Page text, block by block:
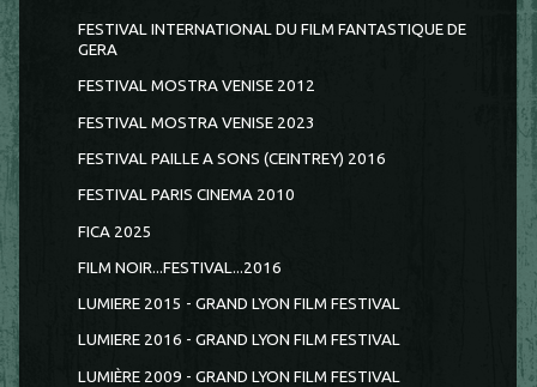
FESTIVAL INTERNATIONAL DU FILM FANTASTIQUE DE
GERA
FESTIVAL MOSTRA VENISE 2012
FESTIVAL MOSTRA VENISE 2023
FESTIVAL PAILLE A SONS (CEINTREY) 2016
FESTIVAL PARIS CINEMA 2010
FICA 2025
FILM NOIR...FESTIVAL...2016
LUMIERE 2015 - GRAND LYON FILM FESTIVAL
LUMIERE 2016 - GRAND LYON FILM FESTIVAL
LUMIÈRE 2009 - GRAND LYON FILM FESTIVAL